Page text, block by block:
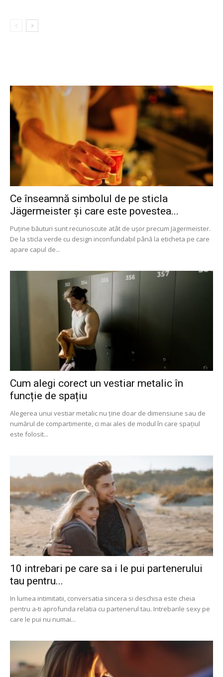
Ce înseamnă simbolul de pe sticla
Jägermeister și care este povestea...
Puține băuturi sunt recunoscute atât de ușor precum Jägermeister.
De la sticla verde cu design inconfundabil până la eticheta pe care
apare capul de...
Cum alegi corect un vestiar metalic în
funcție de spațiu
Alegerea unui vestiar metalic nu ține doar de dimensiune sau de
numărul de compartimente, ci mai ales de modul în care spațiul
este folosit...
10 intrebari pe care sa i le pui partenerului
tau pentru...
In lumea intimitatii, conversatia sincera si deschisa este cheia
pentru a-ti aprofunda relatia cu partenerul tau. Intrebarile sexy pe
care le pui nu numai...